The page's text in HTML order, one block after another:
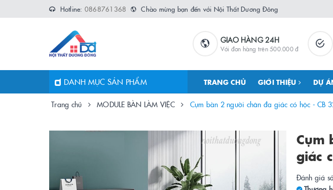
Hotline: 0868761368 Chào mừng bạn đến với Nội Thất Dương Đông
GIAO HÀNG 24H
Với đơn hàng trên 500.000 đ
DANH MỤC SẢN PHẨM TRANG CHỦ GIỚI THIỆU DỰ
Trang chủ MODULE BÀN LÀM VIỆC Cụm bàn 2 người chân đa giác có hộc - CB
Cụm
giác
Đánh giá